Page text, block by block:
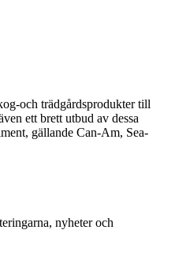
och trädgårdsprodukter till
ett brett utbud av dessa
gällande Can-Am, Sea-
nyheter och